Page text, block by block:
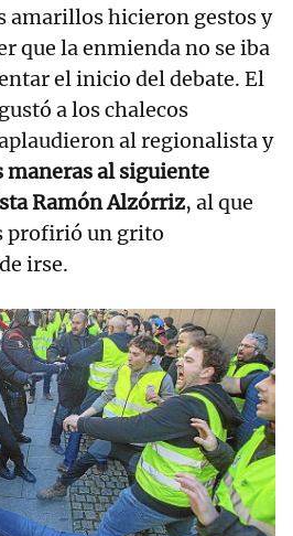
amarillos hicieron gestos y
que la enmienda no se iba
el inicio del debate. El
a los chalecos
al regionalista y
al siguiente
Ramón Alzórriz, al que
profirió un grito
irse.